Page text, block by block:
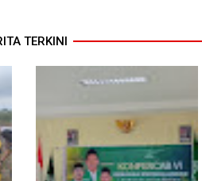
TERKINI